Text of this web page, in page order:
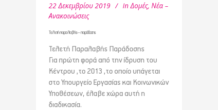
22 Δεκεμβρίου 2019 In Δομές, Νέα –
Ανακοινώσεις
Τελετή παραλαβής – παράδοσης
Τελετή Παραλαβής Παράδοσης
Για πρώτη φορά από την ίδρυση του
Κέντρου ,το 2013 ,το οποίο υπάγεται
στο Υπουργείο Εργασίας και Κοινωνικών
Υποθέσεων, έλαβε χώρα αυτή η
διαδικασία.